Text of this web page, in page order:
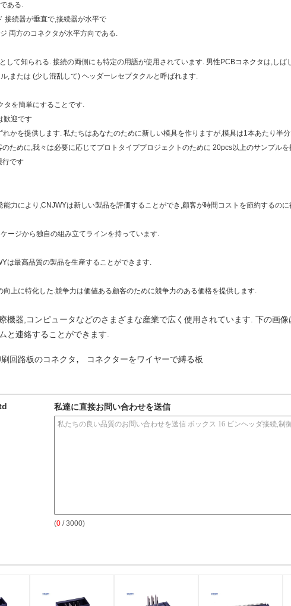
ある.
接続器が垂直で,接続器が水平で
両方のコネクタが水平方向である.
して知られる. 接続の両側にも特定の用語が使用されています. 男性PCBコネクタは,し
,または (少し混乱して) ヘッダーレセプタクルと呼ばれます.
タを簡単にすることです.
歓迎です
かを提供します. 私たちはあなたのために新しい模具を作りますが,模具は1本あたり半
ために,我々は必要に応じてプロトタイププロジェクトのために 20pcs以上のサンプルを
行です
力により,CNJWYは新しい製品を評価することができ,顧客が時間コストを節約するの
ージから独自の組み立てラインを持っています.
は最高品質の製品を生産することができます.
上に特化した.競争力は価値ある顧客のために競争力のある価格を提供します.
機器,コンピュータなどのさまざまな産業で広く使用されています. 下の画
と連絡することができます.
刷回路板のコネクタ, コネクターをワイヤーで縛る板
私達に直接お問い合わせを送信
(0 / 3000)